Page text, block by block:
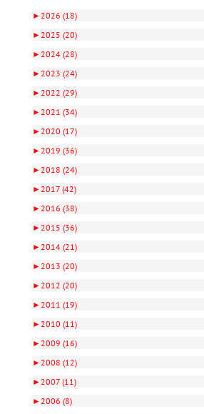
►2026 (18)
►2025 (20)
►2024 (28)
►2023 (24)
►2022 (29)
►2021 (34)
►2020 (17)
►2019 (36)
►2018 (24)
►2017 (42)
►2016 (38)
►2015 (36)
►2014 (21)
►2013 (20)
►2012 (20)
►2011 (19)
►2010 (11)
►2009 (16)
►2008 (12)
►2007 (11)
►2006 (8)